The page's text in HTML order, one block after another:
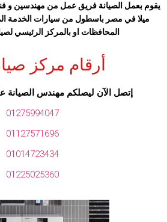
يقوم بعمل الصيانة فريق عمل من مهندسين و
ميلافي مصر باسطول من سيارات الخدمة
المحافظات او بالمركز الرئيسي
أرقام مركز
إتصل الآن ليصلكم مهندس الصيانة
01275994047
01127571696
01014723434
01225025360